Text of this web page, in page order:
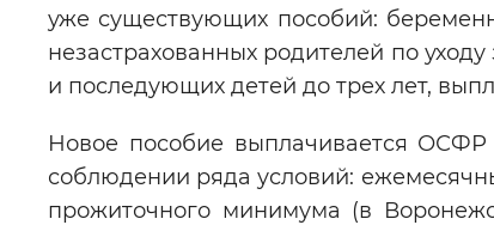
уже существующих пособий:
незастрахованных родителей по
и последующих детей до трех лет,
Новое пособие выплачивается
соблюдении ряда условий:
прожиточного минимума (в